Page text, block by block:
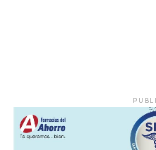
Asimismo, se pronostica
entre viernes y fin de